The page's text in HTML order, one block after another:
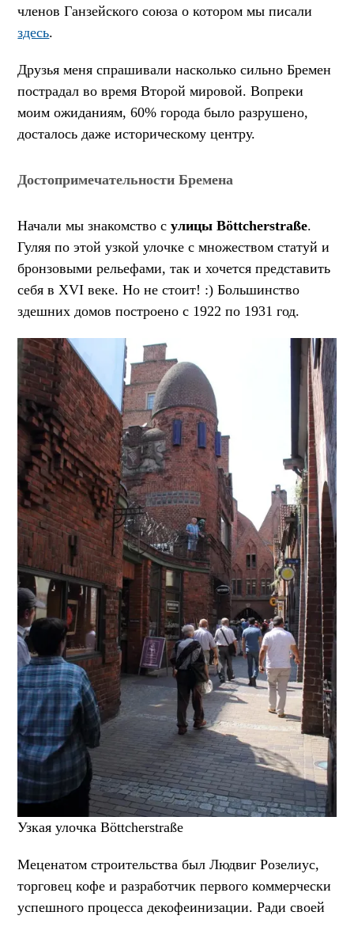
членов Ганзейского союза о котором мы писали
здесь.
Друзья меня спрашивали насколько сильно Бремен
пострадал во время Второй мировой. Вопреки
моим ожиданиям, 60% города было разрушено,
досталось даже историческому центру.
Достопримечательности Бремена
Начали мы знакомство сулицы Böttcherstraße.
Гуляя по этой узкой улочке с множеством статуй и
бронзовыми рельефами, так и хочется представить
себя в XVI веке. Но не стоит! :) Большинство
здешних домов построено с 1922 по 1931 год.
Узкая улочка Böttcherstraße
Меценатом строительства был Людвиг Розелиус,
торговец кофе и разработчик первого коммерчески
успешного процесса декофеинизации. Ради своей